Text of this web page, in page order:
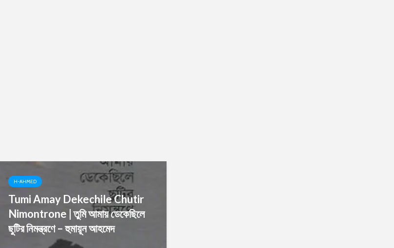
H-AHMED
Tumi Amay Dekechile Chutir
Nimontrone | তুমি আমায় ডেকেছিলে
ছুটির নিমন্ত্রণে – হুমায়ূন আহমেদ